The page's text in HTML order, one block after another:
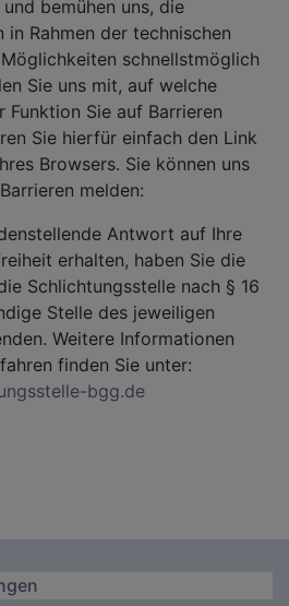
bemühen uns, die
in Rahmen der technischen
schnellstmöglich
Sie uns mit, auf welche
Funktion Sie auf Barrieren
Sie hierfür einfach den Link
Browsers. Sie können uns
melden:
Antwort auf Ihre
erhalten, haben Sie die
Schlichtungsstelle nach § 16
Stelle des jeweiligen
Weitere Informationen
finden Sie unter:
bgg.de